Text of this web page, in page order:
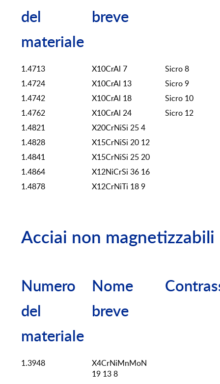
del
materiale
breve
1.4713 X10CrAl 7
Sicro 8
1.4724
X10CrAl 13
Sicro 9
1.4742
X10CrAl 18
Sicro 10
1.4762
X10CrAl 24
Sicro 12
1.4821
X20CrNiSi 25 4
1.4828
X15CrNiSi 20 12
1.4841
X15CrNiSi 25 20
1.4864
X12NiCrSi 36 16
1.4878
X12CrNiTi 18 9
Acciai non magnetizzabili
Numero
del
materiale
Nome
breve
1.3948
X4CrNiMnMoN
19 13 8